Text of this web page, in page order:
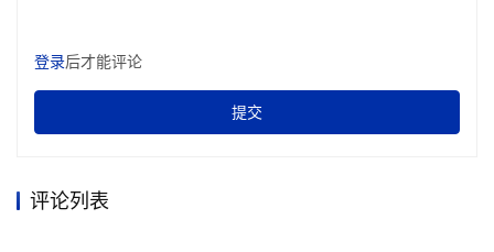
登录后才能评论
提交
评论列表